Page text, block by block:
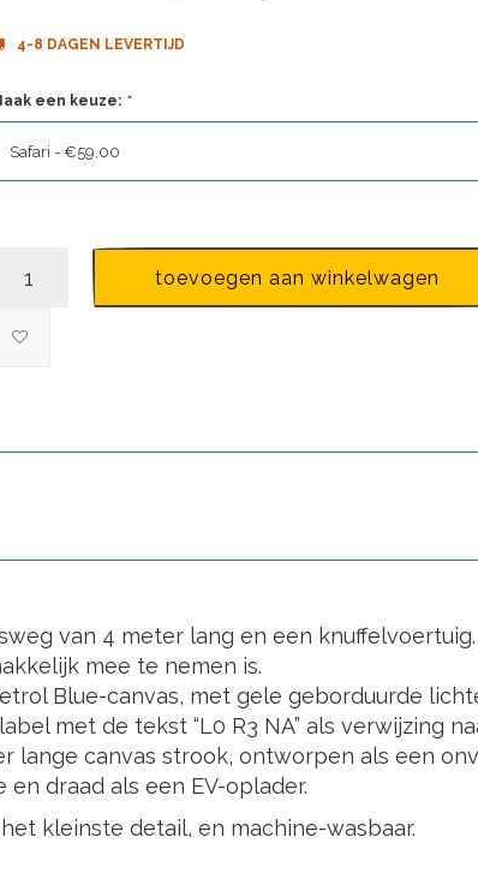
4-8 DAGEN LEVERTIJD
een keuze: *
Safari - €59,00
toevoegen aan winkelwagen
van 4 meter lang en een
mee te nemen is.
Blue-canvas, met gele geborduurde
met de tekst “L0 R3 NA” als verwijzing
lange canvas strook, ontworpen als een
draad als een EV-oplader.
kleinste detail, en machine-wasbaar.